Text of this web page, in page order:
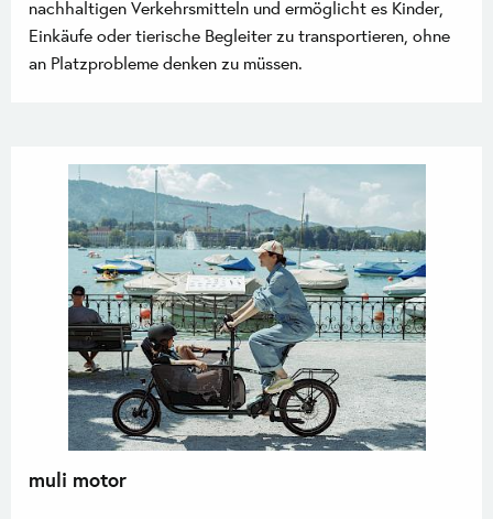
nachhaltigen Verkehrsmitteln und ermöglicht es Kinder,
Einkäufe oder tierische Begleiter zu transportieren, ohne
an Platzprobleme denken zu müssen.
muli motor